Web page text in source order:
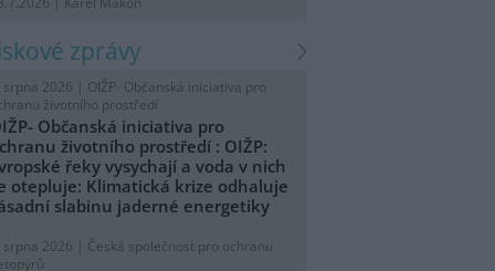
zprávy
srpna 2026 | OIŽP- Občanská iniciativa pro
životního prostředí
Občanská iniciativa pro
životního prostředí : OIŽP:
řeky vysychají a voda v nich
otepluje: Klimatická krize odhaluje
slabinu jaderné energetiky
srpna 2026 | Česká společnost pro ochranu